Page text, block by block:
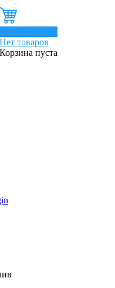
Нет товаров
Корзина пуста